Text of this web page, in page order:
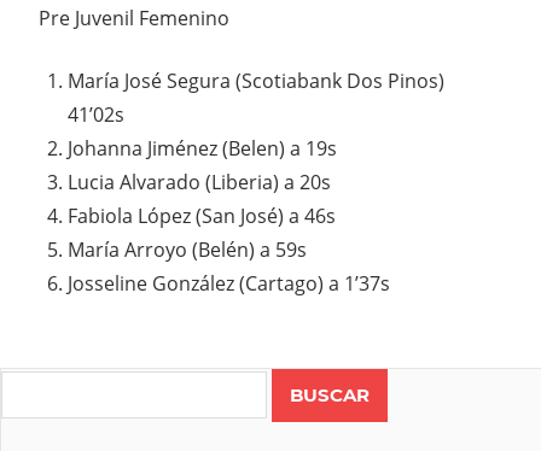
Pre Juvenil Femenino
María José Segura (Scotiabank Dos Pinos)
41’02s
Johanna Jiménez (Belen) a 19s
Lucia Alvarado (Liberia) a 20s
Fabiola López (San José) a 46s
María Arroyo (Belén) a 59s
Josseline González (Cartago) a 1’37s